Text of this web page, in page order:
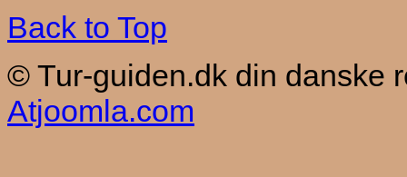
Back to Top
© Tur-guiden.dk din danske
Atjoomla.com